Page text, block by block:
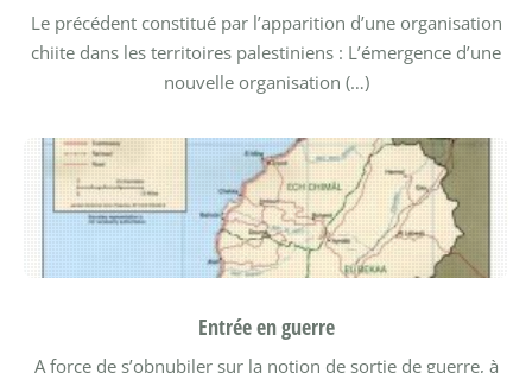
Le précédent constitué par l’apparition d’une organisation
chiite dans les territoires palestiniens : L’émergence d’une
nouvelle organisation (…)
Entrée en guerre
A force de s’obnubiler sur la notion de sortie de guerre, à